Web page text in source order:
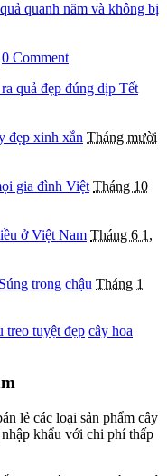
quanh năm và không bị
0 Comment
quả đẹp đúng dịp Tết
đẹp xinh xắn Tháng mười
gia đình Việt Tháng 10
ở Việt Nam Tháng 6 1,
trong chậu Tháng 1
treo tuyệt đẹp cây hoa
lẻ các loại sản phẩm cây
khẩu với chi phí thấp